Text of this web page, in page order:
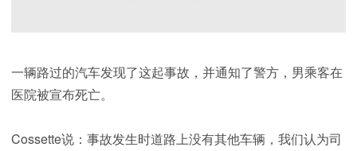
一辆路过的汽车发现了这起事故，并通知了警方，男乘客在
医院被宣布死亡。
Cossette说：事故发生时道路上没有其他车辆，我们认为司